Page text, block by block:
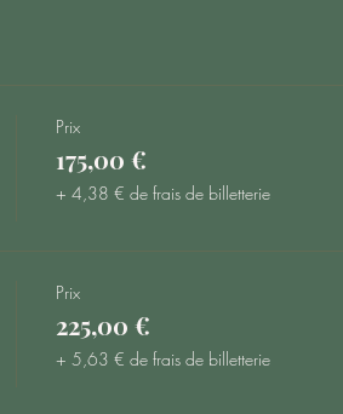
Prix
175,00 €
+ 4,38 € de frais de billetterie
Prix
225,00 €
+ 5,63 € de frais de billetterie